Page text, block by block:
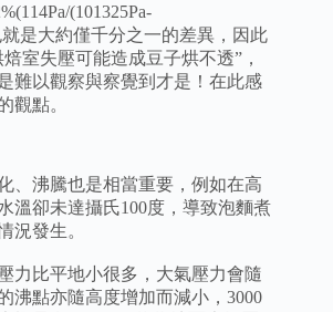
(101325Pa-
就是大約僅千分之一的差異，因此
室失壓可能造成豆子烘不透”，
難以觀察與察覺到才是！在此感
觀點。
、沸騰也是相當重要，例如在高
溫卻未達攝氏100度，導致泡麵煮
況發生。
力比平地小很多，大氣壓力會隨
沸點亦隨高度增加而減小，3000